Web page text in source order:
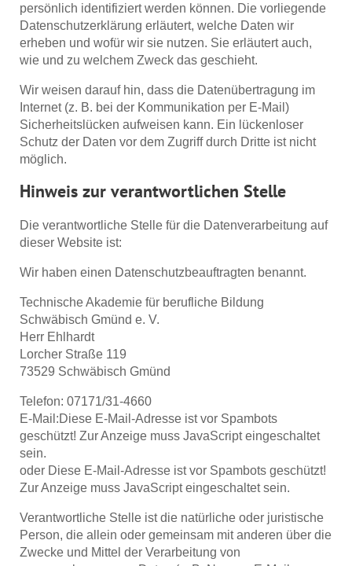
persönlich identifiziert werden können. Die vorliegende
Datenschutzerklärung erläutert, welche Daten wir
erheben und wofür wir sie nutzen. Sie erläutert auch,
wie und zu welchem Zweck das geschieht.
Wir weisen darauf hin, dass die Datenübertragung im
Internet (z. B. bei der Kommunikation per E-Mail)
Sicherheitslücken aufweisen kann. Ein lückenloser
Schutz der Daten vor dem Zugriff durch Dritte ist nicht
möglich.
Hinweis zur verantwortlichen Stelle
Die verantwortliche Stelle für die Datenverarbeitung auf
dieser Website ist:
Wir haben einen Datenschutzbeauftragten benannt.
Technische Akademie für berufliche Bildung
Schwäbisch Gmünd e. V.
Herr Ehlhardt
Lorcher Straße 119
73529 Schwäbisch Gmünd
Telefon: 07171/31-4660
E-Mail:Diese E-Mail-Adresse ist vor Spambots
geschützt! Zur Anzeige muss JavaScript eingeschaltet
sein.
oder Diese E-Mail-Adresse ist vor Spambots geschützt!
Zur Anzeige muss JavaScript eingeschaltet sein.
Verantwortliche Stelle ist die natürliche oder juristische
Person, die allein oder gemeinsam mit anderen über die
Zwecke und Mittel der Verarbeitung von